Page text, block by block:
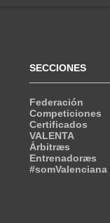
SECCIONES
Federación
Competiciones
Certificados
VALENTA
Árbitræs
Entrenadoræs
#somValenciana